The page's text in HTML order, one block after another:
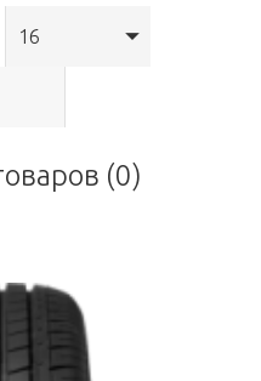
16
(0)